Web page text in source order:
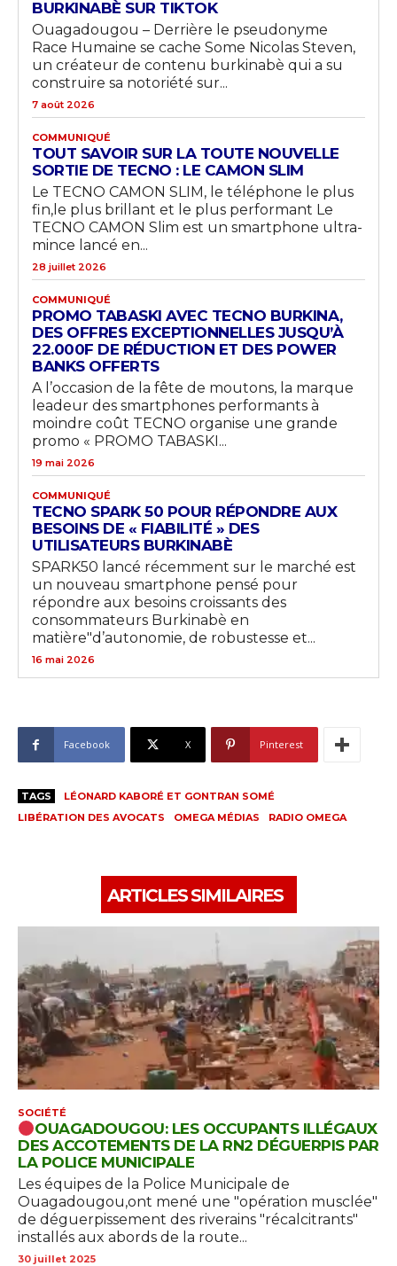
BURKINABÈ SUR TIKTOK
Ouagadougou – Derrière le pseudonyme
Race Humaine se cache Some Nicolas Steven,
un créateur de contenu burkinabè qui a su
construire sa notoriété sur...
7 août 2026
COMMUNIQUÉ
TOUT SAVOIR SUR LA TOUTE NOUVELLE
SORTIE DE TECNO : LE CAMON SLIM
Le TECNO CAMON SLIM, le téléphone le plus
fin,le plus brillant et le plus performant Le
TECNO CAMON Slim est un smartphone ultra-
mince lancé en...
28 juillet 2026
COMMUNIQUÉ
PROMO TABASKI AVEC TECNO BURKINA,
DES OFFRES EXCEPTIONNELLES JUSQU’À
22.000F DE RÉDUCTION ET DES POWER
BANKS OFFERTS
A l’occasion de la fête de moutons, la marque
leadeur des smartphones performants à
moindre coût TECNO organise une grande
promo « PROMO TABASKI...
19 mai 2026
COMMUNIQUÉ
TECNO SPARK 50 POUR RÉPONDRE AUX
BESOINS DE « FIABILITÉ » DES
UTILISATEURS BURKINABÈ
SPARK50 lancé récemment sur le marché est
un nouveau smartphone pensé pour
répondre aux besoins croissants des
consommateurs Burkinabè en
matière"d’autonomie, de robustesse et...
16 mai 2026
Facebook X Pinterest
TAGS
LÉONARD KABORÉ ET GONTRAN SOMÉ
LIBÉRATION DES AVOCATS
OMEGA MÉDIAS RADIO OMEGA
ARTICLES SIMILAIRES
SOCIÉTÉ
OUAGADOUGOU: LES OCCUPANTS ILLÉGAUX
DES ACCOTEMENTS DE LA RN2 DÉGUERPIS PAR
LA POLICE MUNICIPALE
Les équipes de la Police Municipale de
Ouagadougou,ont mené une "opération musclée"
de déguerpissement des riverains "récalcitrants"
installés aux abords de la route...
30 juillet 2025